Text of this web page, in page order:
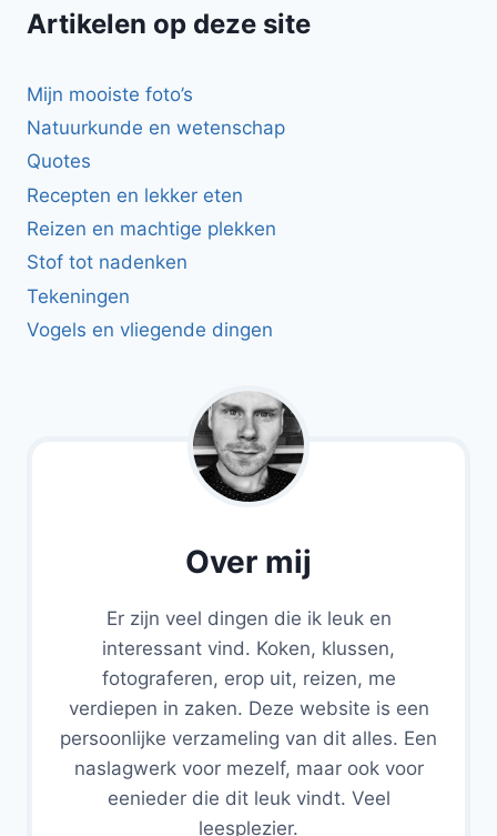
Artikelen op deze site
Mijn mooiste foto’s
Natuurkunde en wetenschap
Quotes
Recepten en lekker eten
Reizen en machtige plekken
Stof tot nadenken
Tekeningen
Vogels en vliegende dingen
Over mij
Er zijn veel dingen die ik leuk en
interessant vind. Koken, klussen,
fotograferen, erop uit, reizen, me
verdiepen in zaken. Deze website is een
persoonlijke verzameling van dit alles. Een
naslagwerk voor mezelf, maar ook voor
eenieder die dit leuk vindt. Veel
leesplezier.